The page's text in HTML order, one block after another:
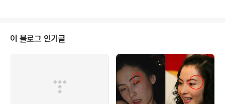
하지 않겠어요?
이 블로그 인기글